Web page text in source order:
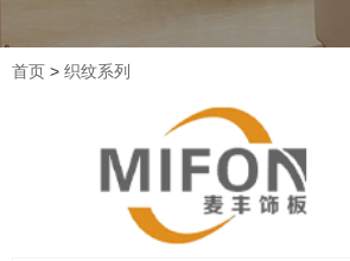
首页 > 织纹系列